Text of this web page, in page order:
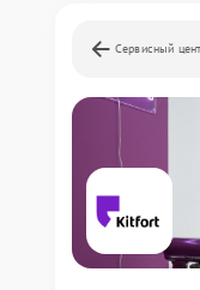
Сервисный